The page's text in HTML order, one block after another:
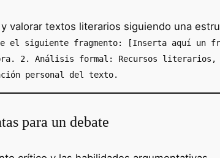
valorar textos literarios siguiendo una
el siguiente fragmento: [Inserta aquí un
2. Análisis formal: Recursos
personal del texto.
para un debate